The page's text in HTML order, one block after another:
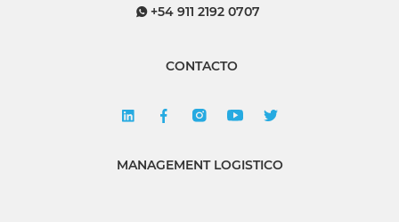
+54 911 2192 0707
CONTACTO
MANAGEMENT LOGISTICO